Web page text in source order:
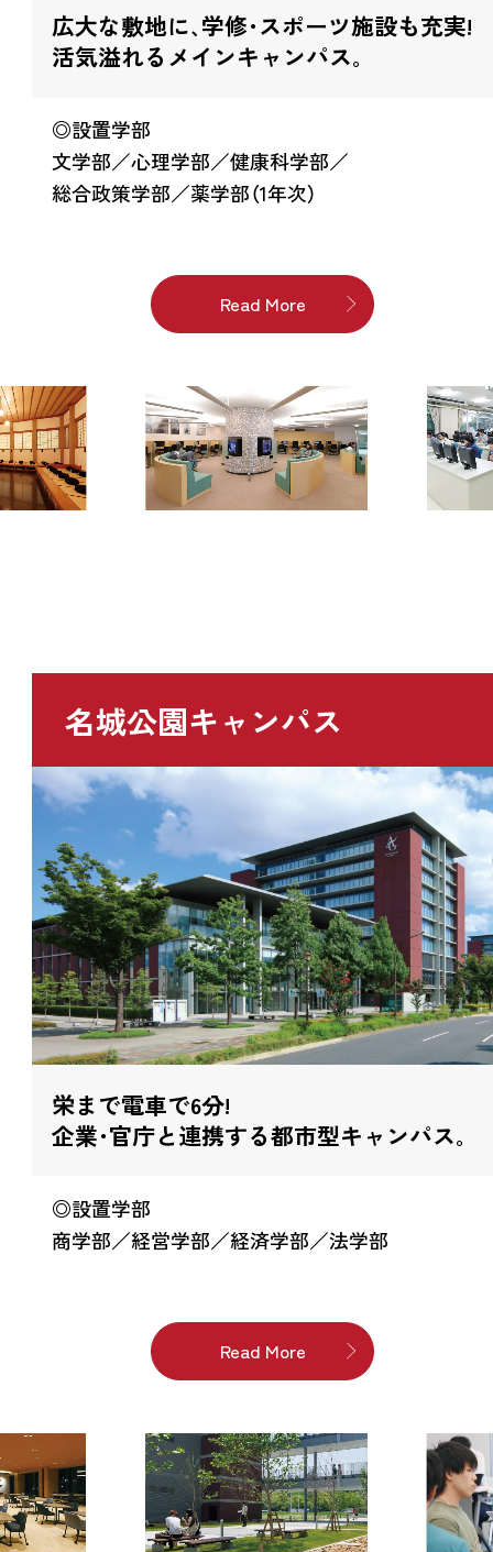
広大な敷地に､学修･スポーツ施設も充実!
活気溢れるメインキャンパス｡
◎設置学部
文学部／心理学部／健康科学部／
総合政策学部／薬学部（1年次）
Read More
名城公園キャンパス
栄まで電車で6分!
企業･官庁と連携する都市型キャンパス｡
◎設置学部
商学部／経営学部／経済学部／法学部
Read More